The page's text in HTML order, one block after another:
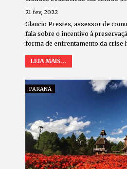
21 fev, 2022
Glaucio Prestes, assessor de
fala sobre o incentivo à
forma de enfrentamento da crise
LEIA MAIS...
PARANÁ